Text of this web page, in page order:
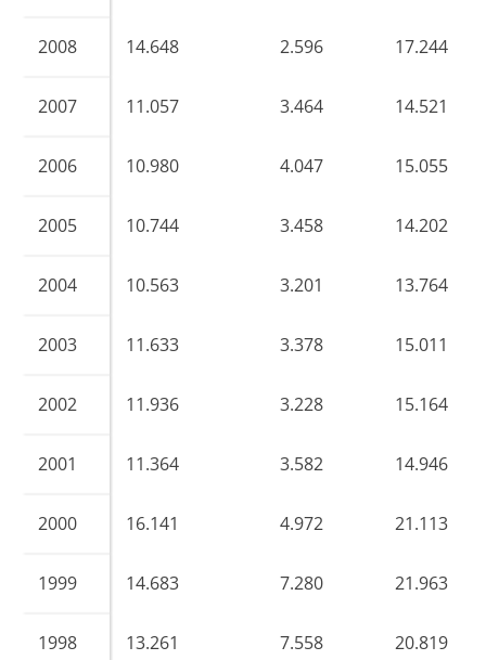
2008 14.648 2.596 17.244
2007 11.057 3.464 14.521
2006 10.980 4.047 15.055
2005 10.744 3.458 14.202
2004 10.563 3.201 13.764
2003 11.633 3.378 15.011
2002 11.936 3.228 15.164
2001 11.364 3.582 14.946
2000 16.141 4.972 21.113
1999 14.683 7.280 21.963
1998 13.261 7.558 20.819